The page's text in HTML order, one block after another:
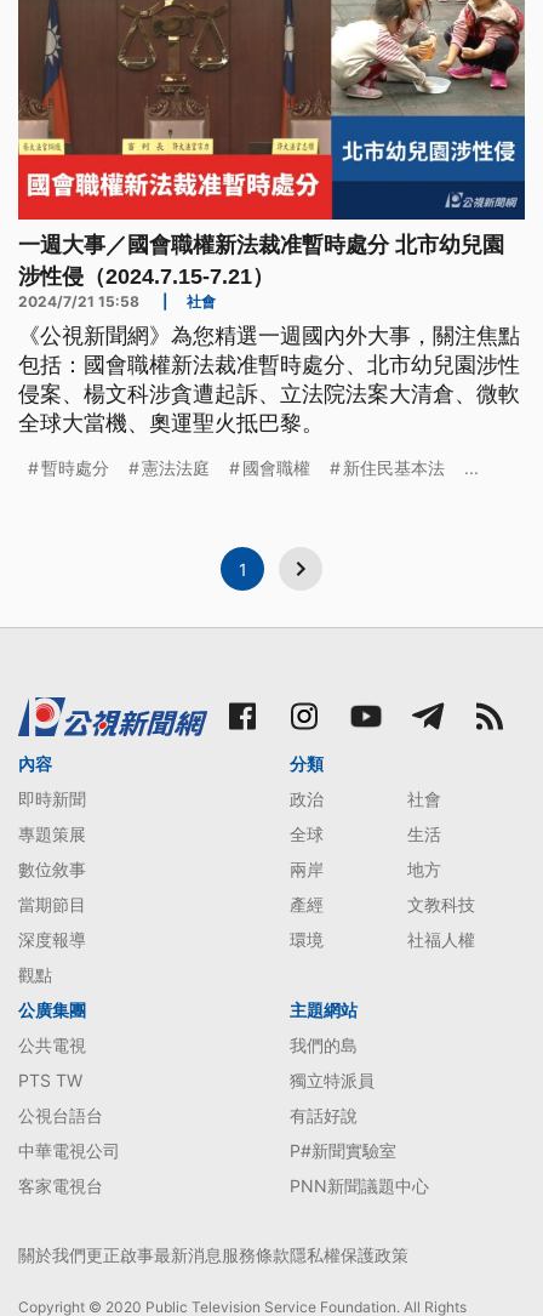
一週大事／國會職權新法裁准暫時處分 北市幼兒園
涉性侵（2024.7.15-7.21）
2024/7/21 15:58 社會
《公視新聞網》為您精選一週國內外大事，關注焦點
包括：國會職權新法裁准暫時處分、北市幼兒園涉性
侵案、楊文科涉貪遭起訴、立法院法案大清倉、微軟
全球大當機、奧運聖火抵巴黎。
暫時處分 憲法法庭 國會職權 新住民基本法 ...
1
內容
即時新聞
專題策展
數位敘事
當期節目
深度報導
觀點
分類
政治
社會
全球
生活
兩岸
地方
產經
文教科技
環境
社福人權
公廣集團
公共電視
PTS TW
公視台語台
中華電視公司
客家電視台
主題網站
我們的島
獨立特派員
有話好說
P#新聞實驗室
PNN新聞議題中心
關於我們更正啟事最新消息服務條款隱私權保護政策
Copyright © 2020 Public Television Service Foundation. All Rights